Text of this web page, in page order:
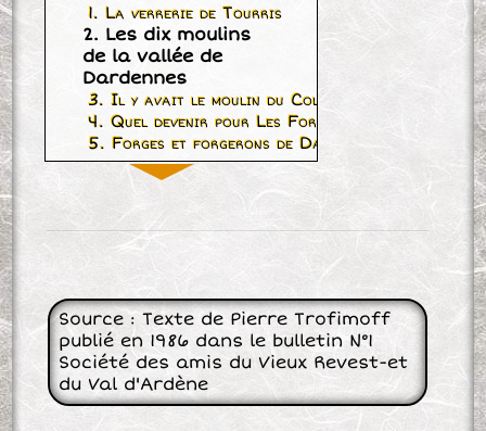
1. La verrerie de Tourris
2. Les dix moulins
de la vallée de
Dardennes
3. Il y avait le moulin du Colombier
4. Quel devenir pour Les Forges ?
5. Forges et forgerons de Dardennes
Source : Texte de Pierre Trofimoff
publié en 1986 dans le bulletin N°1
Société des amis du Vieux Revest-et
du Val d'Ardène